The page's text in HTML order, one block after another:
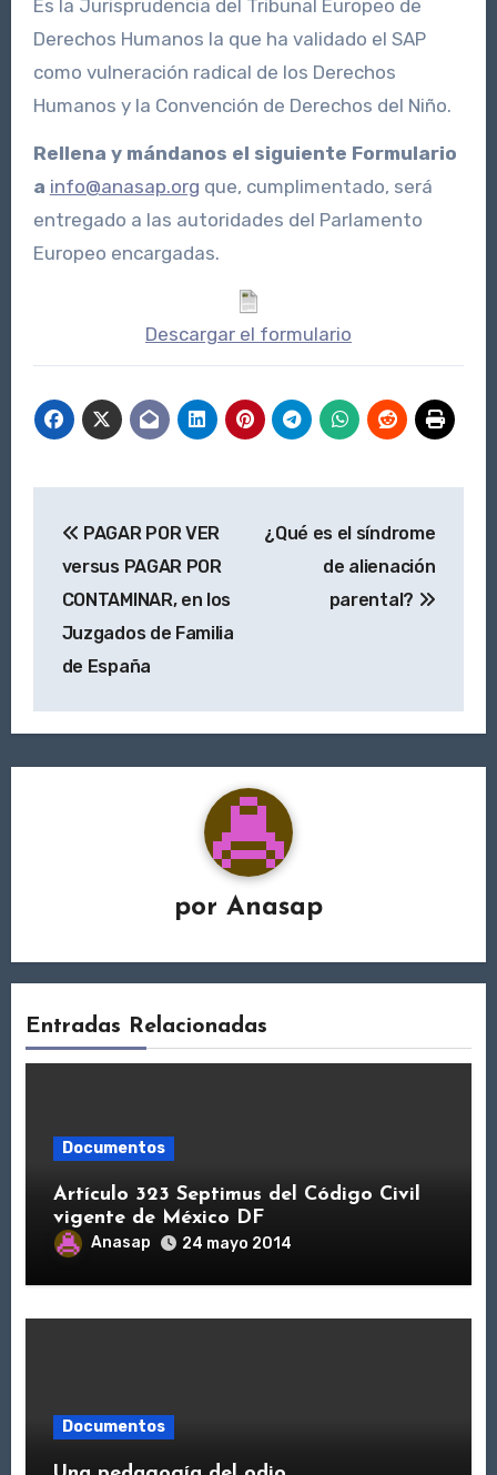
Es la Jurisprudencia del Tribunal Europeo de
Derechos Humanos la que ha validado el SAP
como vulneración radical de los Derechos
Humanos y la Convención de Derechos del Niño.
Rellena y mándanos el siguiente Formulario
a info@anasap.org que, cumplimentado, será
entregado a las autoridades del Parlamento
Europeo encargadas.
Descargar el formulario
de
entradas
PAGAR POR VER
versus PAGAR POR
CONTAMINAR, en los
Juzgados de Familia
de España
¿Qué es el síndrome
de alienación
parental?
por Anasap
Entradas Relacionadas
Documentos
Artículo 323 Septimus del Código Civil
vigente de México DF
Anasap 24 mayo 2014
Documentos